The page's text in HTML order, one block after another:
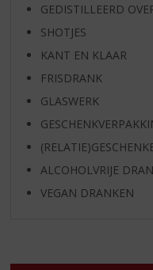
GEDISTILLEERD
SHOTJES
KANT EN KLAAR
FRISDRANK
GLASWERK
ALCOHOLVRIJE
VEGAN DRANKEN